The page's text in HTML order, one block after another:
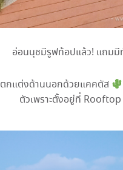
อ่อนนุชมีรูฟท้อปแล้ว! แถมมี
ตกแต่งด้านนอกด้วยแคคตัส
ตัวเพราะตั้งอยู่ที่